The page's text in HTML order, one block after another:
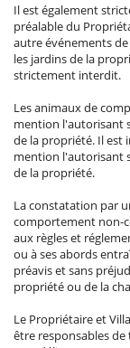
Il est également
préalable du
autre événements
les jardins de la
strictement interdit.
Les animaux de
mention l'autorisant
de la propriété. Il est
mention l'autorisant
de la propriété.
La constatation par
comportement non-
aux règles et
ou à ses abords
préavis et sans
propriété ou de la
Le Propriétaire et
être responsables